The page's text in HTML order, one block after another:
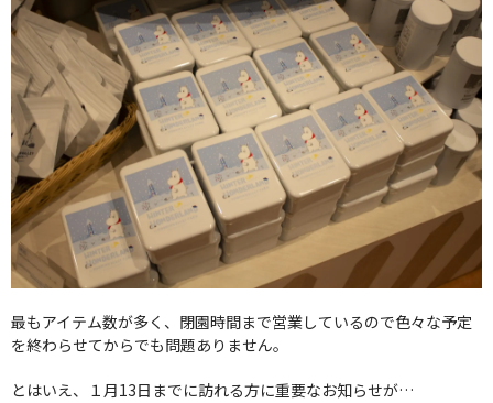
最もアイテム数が多く、閉園時間まで営業しているので色々な予定
を終わらせてからでも問題ありません。
とはいえ、１月13日までに訪れる方に重要なお知らせが…